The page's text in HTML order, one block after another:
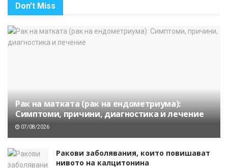
Don't Miss
Рак на матката (рак на ендометриума):
Симптоми, причини, диагностика и лечение
07/08/2026
Ракови заболявания, които повишават
нивото на калцитонина